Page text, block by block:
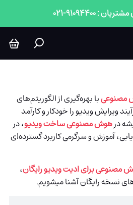
: 91094400-021
مصنوعیبا بهره‌گیری از الگوریتم‌های
ویرایش ویدیو را خودکار و کارآمد
درهوش مصنوعی ساخت ویدیو، در
آموزش و سرگرمی کاربرد گسترده‌ای
مصنوعی برای ادیت ویدیو رایگان،
نسخه رایگان آشنا میشویم.